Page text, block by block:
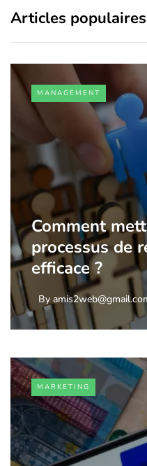
Articles populaires
MANAGEMENT
Comment
processus de
efficace ?
By
MARKETING